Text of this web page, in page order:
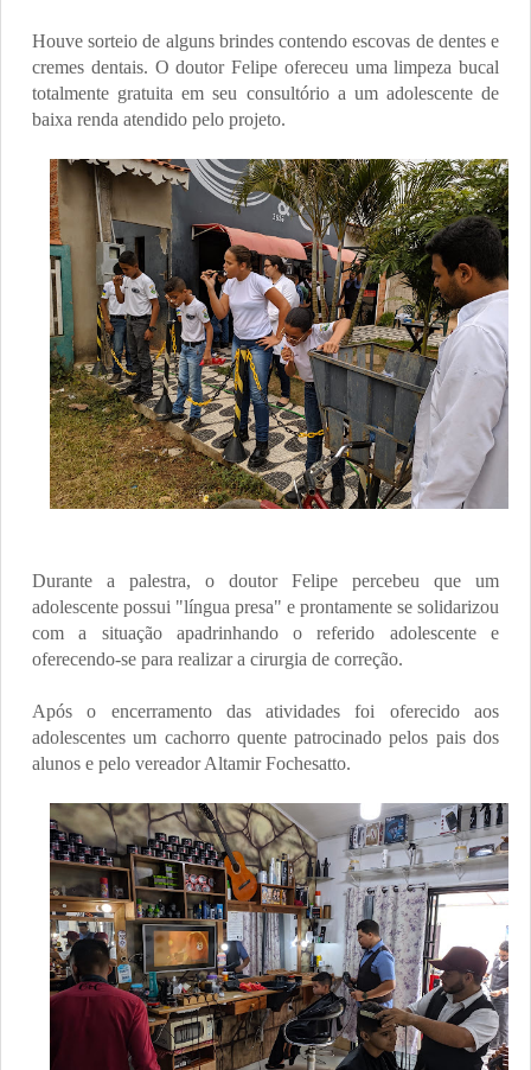
Houve sorteio de alguns brindes contendo escovas de dentes e
cremes dentais. O doutor Felipe ofereceu uma limpeza bucal
totalmente gratuita em seu consultório a um adolescente de
baixa renda atendido pelo projeto.
Durante a palestra, o doutor Felipe percebeu que um
adolescente possui "língua presa" e prontamente se solidarizou
com a situação apadrinhando o referido adolescente e
oferecendo-se para realizar a cirurgia de correção.
Após o encerramento das atividades foi oferecido aos
adolescentes um cachorro quente patrocinado pelos pais dos
alunos e pelo vereador Altamir Fochesatto.